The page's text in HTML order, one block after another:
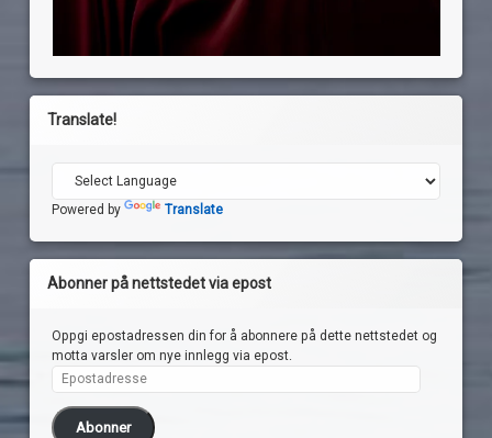
Translate!
Powered by Translate
Abonner på nettstedet via epost
Oppgi epostadressen din for å abonnere på dette nettstedet og
motta varsler om nye innlegg via epost.
Epostadresse
Abonner